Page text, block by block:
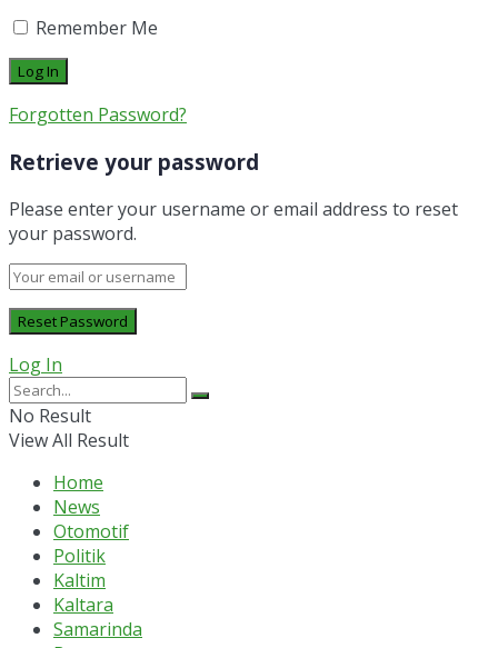
Remember Me
Forgotten Password?
Retrieve your password
Please enter your username or email address to reset
your password.
Log In
No Result
View All Result
Home
News
Otomotif
Politik
Kaltim
Kaltara
Samarinda